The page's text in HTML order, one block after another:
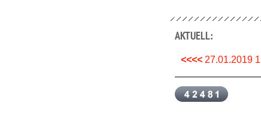
AKTUELL:
<<<<27.01.2019